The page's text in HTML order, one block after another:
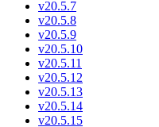
v20.5.7
v20.5.8
v20.5.9
v20.5.10
v20.5.11
v20.5.12
v20.5.13
v20.5.14
v20.5.15